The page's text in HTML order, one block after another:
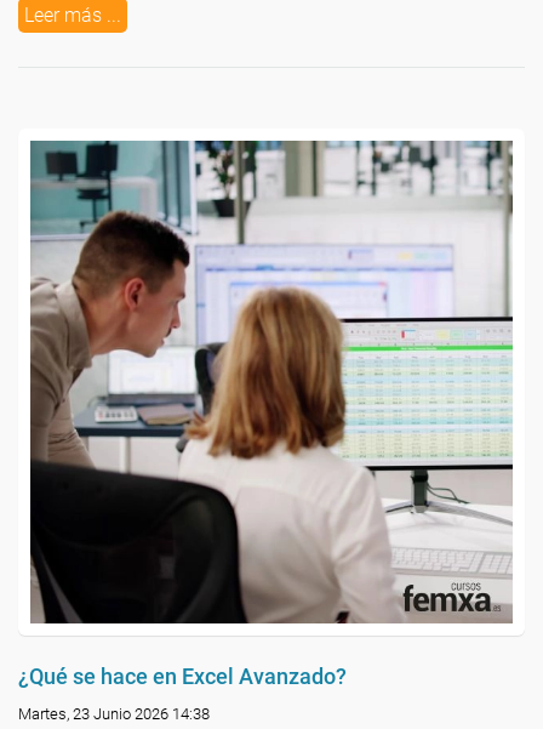
Leer más ...
¿Qué se hace en Excel Avanzado?
Martes, 23 Junio 2026 14:38